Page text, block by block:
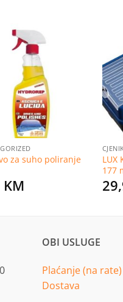
za suho poliranje
KM
LUX
177
OBI USLUGE
Plaćanje (na rate)
Dostava